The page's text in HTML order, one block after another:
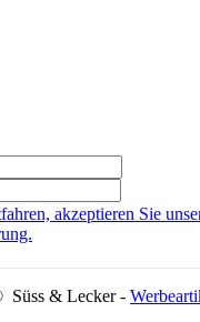
akzeptieren Sie
Süss & Lecker -